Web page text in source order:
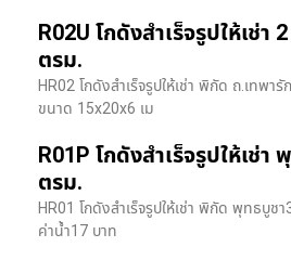
R02U โกดังสำเร็จรูปให้เช่า
ตรม.
HR02 โกดังสำเร็จรูปให้เช่า พิกัด ถ.เทพา
ขนาด 15x20x6 เม
R01P โกดังสำเร็จรูปให้เช่
ตรม.
HR01 โกดังสำเร็จรูปให้เช่า พิกัด พุทธบู
ค่าน้ำ17 บาท